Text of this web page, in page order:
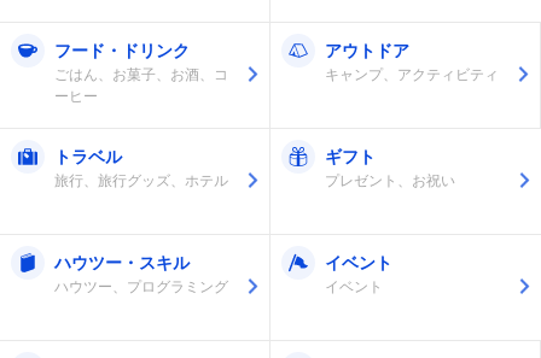
フード・ドリンク
ごはん、お菓子、お酒、コ
ーヒー
アウトドア
キャンプ、アクティビティ
トラベル
旅行、旅行グッズ、ホテル
ギフト
プレゼント、お祝い
ハウツー・スキル
ハウツー、プログラミング
イベント
イベント